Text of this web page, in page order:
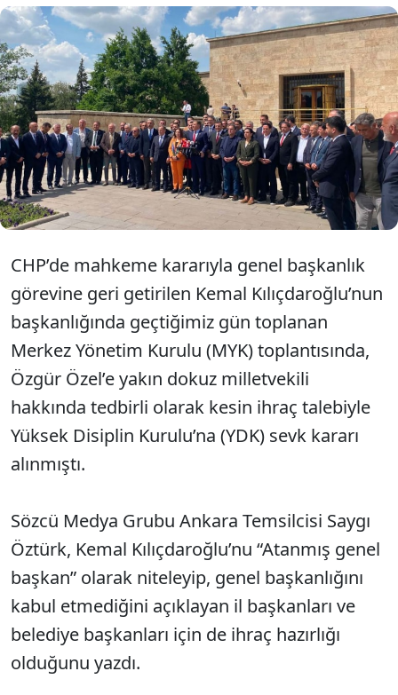
Sözcü Medya Grubu Ankara Temsilcisi Saygı
Öztürk, CHP'de Özgür Özel'e yakın dokuz
milletvekilinin ihracının istenilmesinin ardından
Kemal Kılıçdaroğlu’nun genel başkanlığını kabul
etmediğini açıklayan il başkanları ve belediye
başkanları için de ihraç hazırlığı olduğunu yazdı.
CHP’de mahkeme kararıyla genel başkanlık
görevine geri getirilen Kemal Kılıçdaroğlu’nun
başkanlığında geçtiğimiz gün toplanan
Merkez Yönetim Kurulu (MYK) toplantısında,
Özgür Özel’e yakın dokuz milletvekili
hakkında tedbirli olarak kesin ihraç talebiyle
Yüksek Disiplin Kurulu’na (YDK) sevk kararı
alınmıştı.
Sözcü Medya Grubu Ankara Temsilcisi Saygı
Öztürk, Kemal Kılıçdaroğlu’nu “Atanmış genel
başkan” olarak niteleyip, genel başkanlığını
kabul etmediğini açıklayan il başkanları ve
belediye başkanları için de ihraç hazırlığı
olduğunu yazdı.